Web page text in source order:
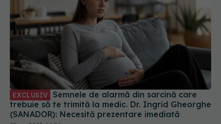
EXCLUSIV
trebuie să te trimită la medic. Dr. Ingrid Gheorghe
(SANADOR): Necesită prezentare imediată